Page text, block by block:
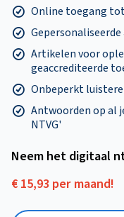
Online toegang
Artikelen voor
geaccrediteerde
Onbeperkt
Antwoorden op al
NTVG'
Neem het digitaal
€ 15,93 per maand!